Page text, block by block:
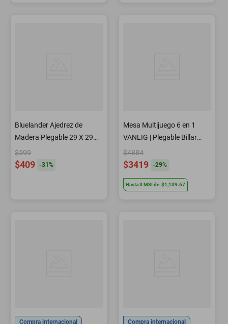
Bluelander Ajedrez de
Madera Plegable 29 X 29
cm Abierto, Tablero de
Ajedrez con Piezas y Dados,
$599
$409 -31%
Mesa Multijuego 6 en 1
VANLIG | Plegable Billar
Hockey Tenis Bolos Tejo
$4884
$3419 -29%
Hasta3 MSIde $1,139.67
Compra internacional Compra internacional